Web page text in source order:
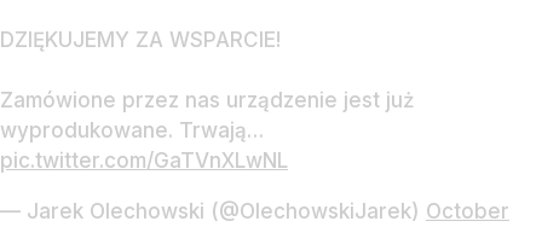
DZIĘKUJEMY ZA WSPARCIE!
Zamówione przez nas urządzenie jest już
wyprodukowane. Trwają…
pic.twitter.com/GaTVnXLwNL
— Jarek Olechowski (@OlechowskiJarek) October